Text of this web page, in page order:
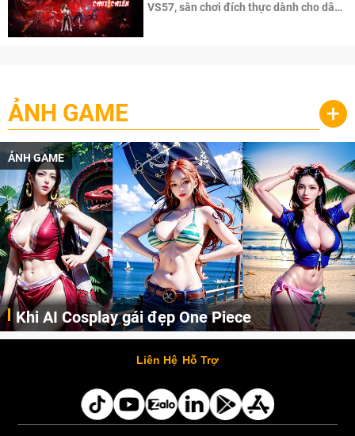
VS57, sân chơi đích thực dành cho dân
ẢNH GAME +
ẢNH GAME
Khi AI Cosplay gái đẹp One Piece
Những cô nàng nóng bỏng Boa Hancock, Nico Robin, Nami, Yamato hay Perona được AI vẽ lại dưới hình thức Cosplay cực kỳ chuẩn chỉnh.
Liên Hệ Hỗ Trợ